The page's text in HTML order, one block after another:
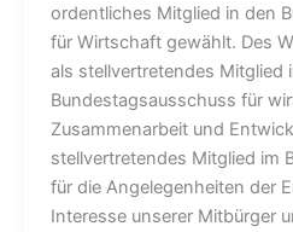
ordentliches Mitglied in den
für Wirtschaft gewählt. Des
als stellvertretendes Mitglied
Bundestagsausschuss für
Zusammenarbeit und
stellvertretendes Mitglied im
für die Angelegenheiten der
Interesse unserer Mitbürger